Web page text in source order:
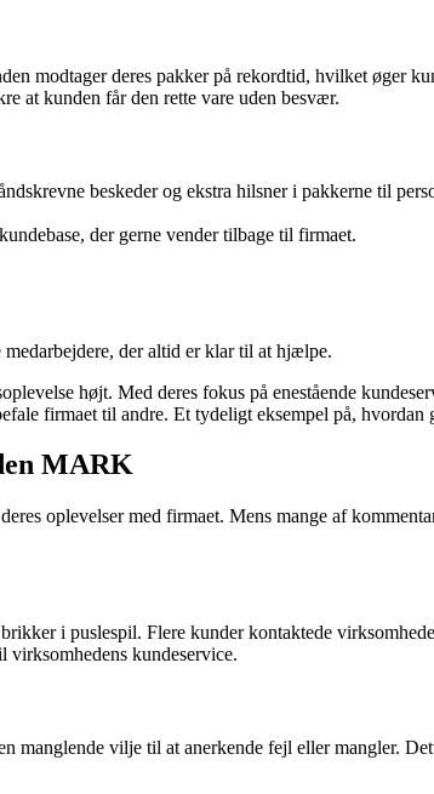
modtager deres pakker på rekordtid, hvilket øger
at kunden får den rette vare uden besvær.
beskeder og ekstra hilsner i pakkerne til
der gerne vender tilbage til firmaet.
der altid er klar til at hjælpe.
højt. Med deres fokus på enestående
firmaet til andre. Et tydeligt eksempel på,
MARK
oplevelser med firmaet. Mens mange af
i puslespil. Flere kunder kontaktede
virksomhedens kundeservice.
vilje til at anerkende fejl eller mangler.